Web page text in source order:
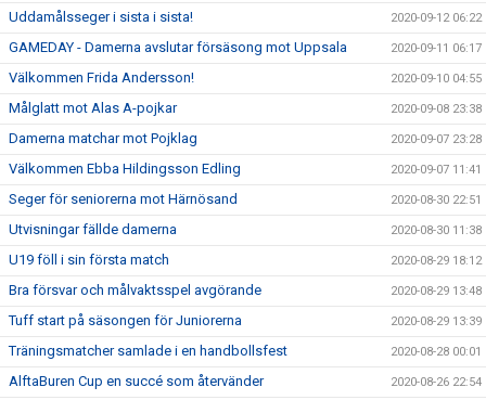
Uddamålsseger i sista i sista! 2020-09-12 06:22
GAMEDAY - Damerna avslutar försäsong mot Uppsala 2020-09-11 06:17
Välkommen Frida Andersson! 2020-09-10 04:55
Målglatt mot Alas A-pojkar 2020-09-08 23:38
Damerna matchar mot Pojklag 2020-09-07 23:28
Välkommen Ebba Hildingsson Edling 2020-09-07 11:41
Seger för seniorerna mot Härnösand 2020-08-30 22:51
Utvisningar fällde damerna 2020-08-30 11:38
U19 föll i sin första match 2020-08-29 18:12
Bra försvar och målvaktsspel avgörande 2020-08-29 13:48
Tuff start på säsongen för Juniorerna 2020-08-29 13:39
Träningsmatcher samlade i en handbollsfest 2020-08-28 00:01
AlftaBuren Cup en succé som återvänder 2020-08-26 22:54